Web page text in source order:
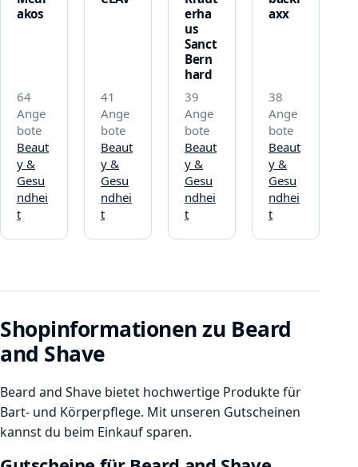
akos
64
Ange
bote
Beaut
y &
Gesu
ndhei
t
41
Ange
bote
Beaut
y &
Gesu
ndhei
t
erha
us
Sanct
Bern
hard
39
Ange
bote
Beaut
y &
Gesu
ndhei
t
axx
38
Ange
bote
Beaut
y &
Gesu
ndhei
t
Shopinformationen zu Beard
and Shave
Beard and Shave bietet hochwertige Produkte für
Bart- und Körperpflege. Mit unseren Gutscheinen
kannst du beim Einkauf sparen.